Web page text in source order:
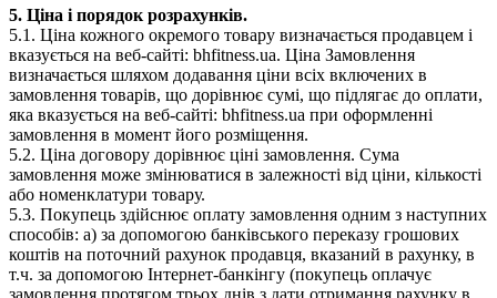
5. Ціна і порядок розрахунків.
5.1. Ціна кожного окремого товару визначається продавцем і
вказується на веб-сайті: bhfitness.ua. Ціна Замовлення
визначається шляхом додавання ціни всіх включених в
замовлення товарів, що дорівнює сумі, що підлягає до оплати,
яка вказується на веб-сайті: bhfitness.ua при оформленні
замовлення в момент його розміщення.
5.2. Ціна договору дорівнює ціні замовлення. Сума
замовлення може змінюватися в залежності від ціни, кількості
або номенклатури товару.
5.3. Покупець здійснює оплату замовлення одним з наступних
способів: а) за допомогою банківського переказу грошових
коштів на поточний рахунок продавця, вказаний в рахунку, в
т.ч. за допомогою Інтернет-банкінгу (покупець оплачує
замовлення протягом трьох днів з дати отримання рахунку в